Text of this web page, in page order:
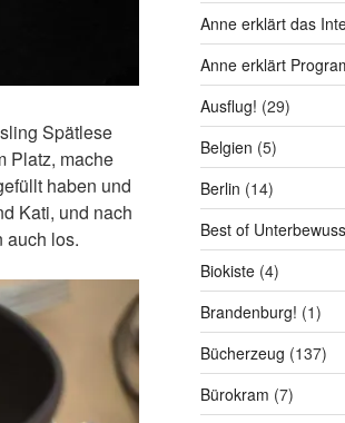
Spätlese
Platz, mache
haben und
Kati, und nach
auch los.
Anne erklärt das
Anne erklärt
Ausflug! (29)
Belgien (5)
Berlin (14)
Best of
Biokiste(4)
Brandenburg! (1)
Bücherzeug (137)
Bürokram (7)